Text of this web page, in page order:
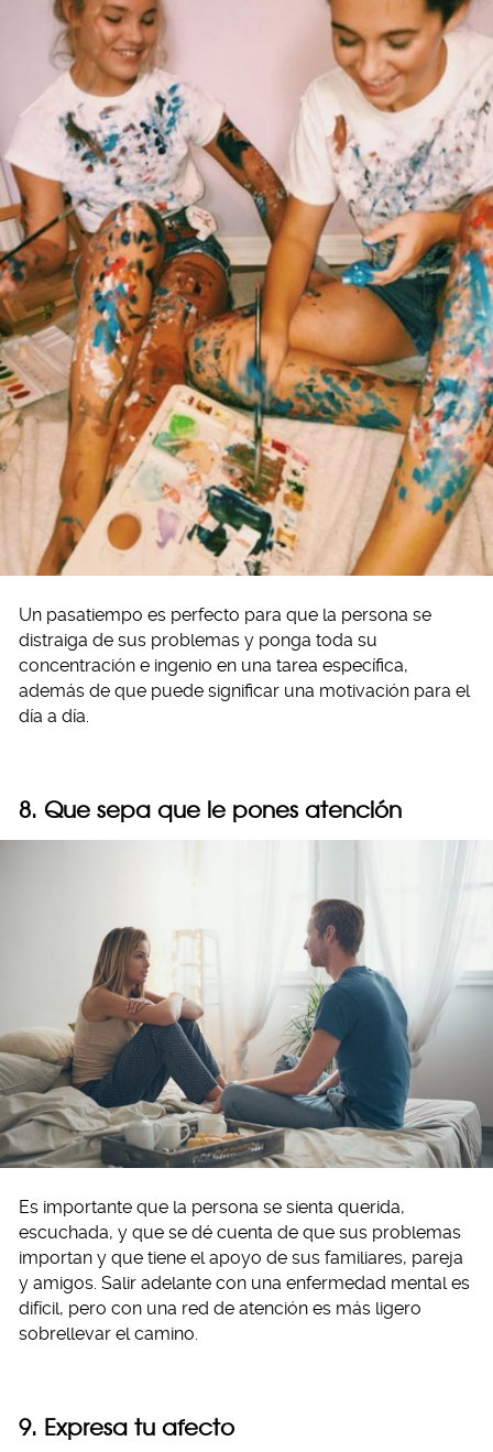
Un pasatiempo es perfecto para que la persona se
distraiga de sus problemas y ponga toda su
concentración e ingenio en una tarea específica,
además de que puede significar una motivación para el
día a día.
8. Que sepa que le pones atención
Es importante que la persona se sienta querida,
escuchada, y que se dé cuenta de que sus problemas
importan y que tiene el apoyo de sus familiares, pareja
y amigos. Salir adelante con una enfermedad mental es
difícil, pero con una red de atención es más ligero
sobrellevar el camino.
9. Expresa tu afecto